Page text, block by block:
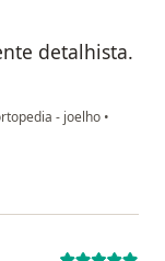
detalhista.
- joelho •